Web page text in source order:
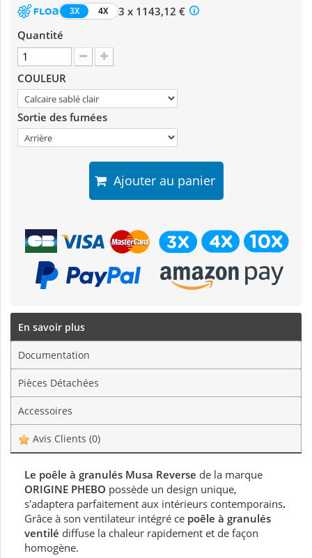
3X 4X
3 x 1143,12 €
Quantité
COULEUR
Sortie des fumées
Ajouter au panier
En savoir plus
Documentation
Pièces Détachées
Accessoires
Avis Clients (0)
Le poêle à granulés Musa Reverse de la marque
ORIGINE PHEBO possède un design unique,
s'adaptera parfaitement aux intérieurs contemporains.
Grâce à son ventilateur intégré ce poêle à granulés
ventilé diffuse la chaleur rapidement et de façon
homogène.